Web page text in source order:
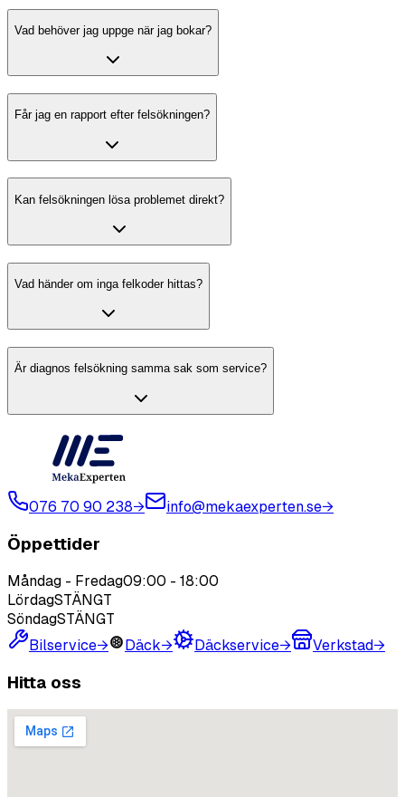
Vad behöver jag uppge när jag bokar?
Får jag en rapport efter felsökningen?
Kan felsökningen lösa problemet direkt?
Vad händer om inga felkoder hittas?
Är diagnos felsökning samma sak som service?
076 70 90 238→ info@mekaexperten.se→
Öppettider
Måndag - Fredag09:00 - 18:00
LördagSTÄNGT
SöndagSTÄNGT
Bilservice→ Däck→ Däckservice→ Verkstad→
Hitta oss